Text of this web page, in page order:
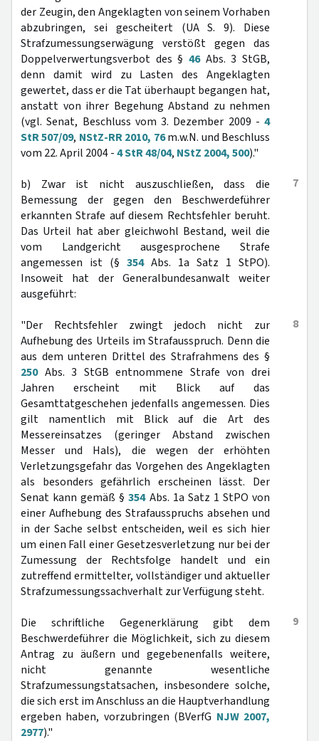
der Zeugin, den Angeklagten von seinem Vorhaben
abzubringen, sei gescheitert (UA S. 9). Diese
Strafzumessungserwägung verstößt gegen das
Doppelverwertungsverbot des § 46Abs. 3 StGB,
denn damit wird zu Lasten des Angeklagten
gewertet, dass er die Tat überhaupt begangen hat,
anstatt von ihrer Begehung Abstand zu nehmen
(vgl. Senat, Beschluss vom 3. Dezember 2009 - 4
StR 507/09, NStZ-RR 2010, 76m.w.N. und Beschluss
vom 22. April 2004 -4 StR 48/04, NStZ 2004, 500)."
7
b) Zwar ist nicht auszuschließen, dass die
Bemessung der gegen den Beschwerdeführer
erkannten Strafe auf diesem Rechtsfehler beruht.
Das Urteil hat aber gleichwohl Bestand, weil die
vom Landgericht ausgesprochene Strafe
angemessen ist (§ 354Abs. 1a Satz 1 StPO).
Insoweit hat der Generalbundesanwalt weiter
ausgeführt:
8
"Der Rechtsfehler zwingt jedoch nicht zur
Aufhebung des Urteils im Strafausspruch. Denn die
aus dem unteren Drittel des Strafrahmens des §
250Abs. 3 StGB entnommene Strafe von drei
Jahren erscheint mit Blick auf das
Gesamttatgeschehen jedenfalls angemessen. Dies
gilt namentlich mit Blick auf die Art des
Messereinsatzes (geringer Abstand zwischen
Messer und Hals), die wegen der erhöhten
Verletzungsgefahr das Vorgehen des Angeklagten
als besonders gefährlich erscheinen lässt. Der
Senat kann gemäß §354Abs. 1a Satz 1 StPO von
einer Aufhebung des Strafausspruchs absehen und
in der Sache selbst entscheiden, weil es sich hier
um einen Fall einer Gesetzesverletzung nur bei der
Zumessung der Rechtsfolge handelt und ein
zutreffend ermittelter, vollständiger und aktueller
Strafzumessungssachverhalt zur Verfügung steht.
9
Die schriftliche Gegenerklärung gibt dem
Beschwerdeführer die Möglichkeit, sich zu diesem
Antrag zu äußern und gegebenenfalls weitere,
nicht genannte wesentliche
Strafzumessungstatsachen, insbesondere solche,
die sich erst im Anschluss an die Hauptverhandlung
ergeben haben, vorzubringen (BVerfG NJW 2007,
2977)."